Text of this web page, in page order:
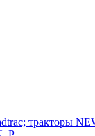
тракторы